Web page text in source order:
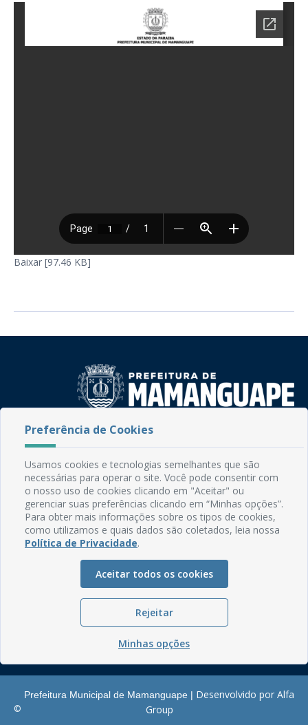
Baixar [97.46 KB]
Fone: (83) 3292-2246
Email: comunicacao@mamanguape.pb.gov.br
Expediente: Segunda à Sexta, das 08h às 13h
Mapa do Site
Perguntas frequentes
Manual de Navegação
Glossário
Ouvidoria
Serviços Internos
Política de Privacidade
©
Prefeitura Municipal de Mamanguape | Desenvolvido por Alfa
Group
Preferência de Cookies
Usamos cookies e tecnologias semelhantes que são
necessárias para operar o site. Você pode consentir com
o nosso uso de cookies clicando em "Aceitar" ou
gerenciar suas preferências clicando em “Minhas opções”.
Para obter mais informações sobre os tipos de cookies,
como utilizamos e quais dados são coletados, leia nossa
Política de Privacidade.
Aceitar todos os cookies
Rejeitar
Minhas opções